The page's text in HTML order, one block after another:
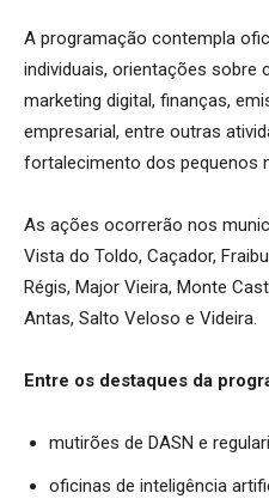
A programação contempla
individuais, orientações sobre
marketing digital, finanças,
empresarial, entre outras
fortalecimento dos pequenos
As ações ocorrerão nos
Vista do Toldo, Caçador,
Régis, Major Vieira, Monte
Antas, Salto Veloso e Videira.
Entre os destaques da
mutirões de DASN e
oficinas de inteligência